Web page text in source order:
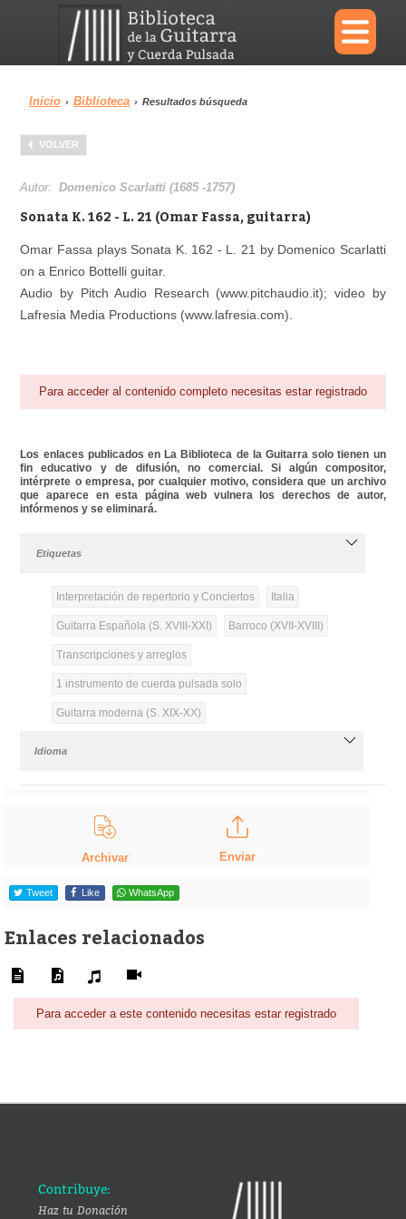
×
Menu
Biblioteca
Área personal
Inicio › Biblioteca › Resultados búsqueda
VOLVER
Autor:Domenico Scarlatti (1685 -1757)
Sonata K. 162 - L. 21 (Omar Fassa, guitarra)
Omar Fassa plays Sonata K. 162 - L. 21 by Domenico Scarlatti
on a Enrico Bottelli guitar.
Audio by Pitch Audio Research (www.pitchaudio.it); video by
Lafresia Media Productions (www.lafresia.com).
Para acceder al contenido completo necesitas estar registrado
Los enlaces publicados en La Biblioteca de la Guitarra solo tienen un
fin educativo y de difusión, no comercial. Si algún compositor,
intérprete o empresa, por cualquier motivo, considera que un archivo
que aparece en esta página web vulnera los derechos de autor,
infórmenos y se eliminará.
Etiquetas
Interpretación de repertorio y Conciertos Italia
Guitarra Española (S. XVIII-XXI) Barroco (XVII-XVIII)
Transcripciones y arreglos
1 instrumento de cuerda pulsada solo
Guitarra moderna (S. XIX-XX)
Idioma
Archivar Enviar
Tweet Like WhatsApp
Enlaces relacionados
Para acceder a este contenido necesitas estar registrado
Contribuye:
Haz tu Donación